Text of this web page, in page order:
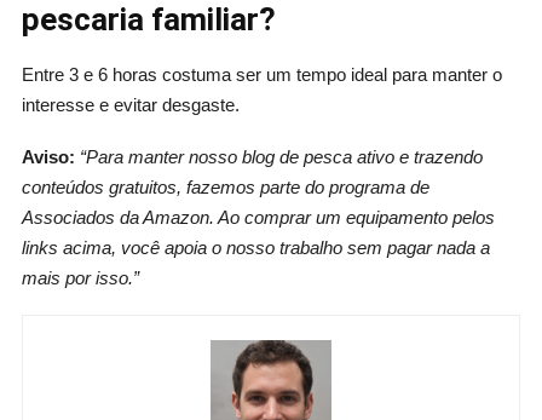
pescaria familiar?
Entre 3 e 6 horas costuma ser um tempo ideal para manter o
interesse e evitar desgaste.
Aviso: “Para manter nosso blog de pesca ativo e trazendo
conteúdos gratuitos, fazemos parte do programa de
Associados da Amazon. Ao comprar um equipamento pelos
links acima, você apoia o nosso trabalho sem pagar nada a
mais por isso.”